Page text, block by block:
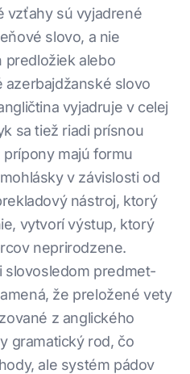
vzťahy sú vyjadrené
slovo, a nie
predložiek alebo
azerbajdžanské slovo
vyjadruje v celej
sa tiež riadi prísnou
majú formu
v závislosti od
nástroj, ktorý
vytvorí výstup, ktorý
neprirodzene.
slovosledom predmet-
že preložené vety
z anglického
gramatický rod, čo
ale systém pádov